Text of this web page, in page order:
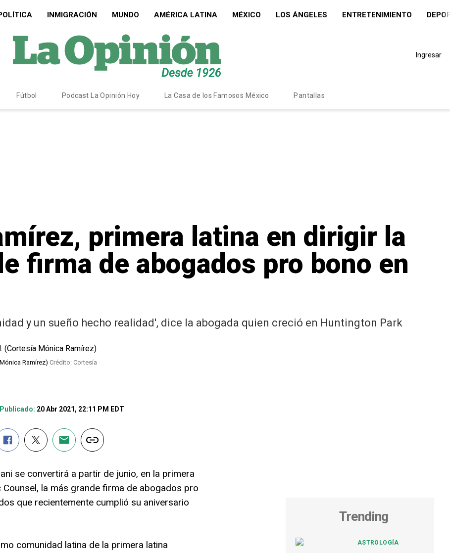
INMIGRACIÓN MUNDO AMÉRICA LATINA MÉXICO LOS ÁNGELES ENTRETENIMIENTO
Ingresar
Fútbol Podcast La Opinión Hoy La Casa de los Famosos México Pantallas
primera latina en dirigir la
firma de abogados pro bono en
y un sueño hecho realidad', dice la abogada quien creció en Huntington Park
Ramírez) Crédito: Cortesía
Publicado: 20 Abr 2021, 22:11 PM EDT
se convertirá a partir de junio, en la primera
Counsel, la más grande firma de abogados pro
que recientemente cumplió su aniversario
comunidad latina de la primera latina
Trending
ASTROLOGÍA